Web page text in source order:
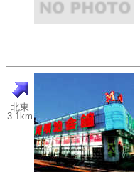
北東
3.1km